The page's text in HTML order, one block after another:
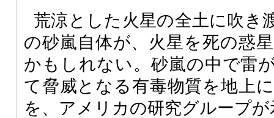
荒涼とした火星の全土に吹き
の砂嵐自体が、火星を死の惑
かもしれない。砂嵐の中で雷
て脅威となる有毒物質を地上
を、アメリカの研究グループ